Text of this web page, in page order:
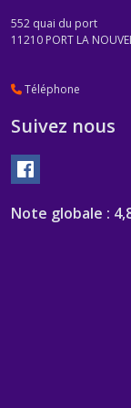
552 quai du port
11210 PORT LA
Téléphone
Suivez nous
Note globale :